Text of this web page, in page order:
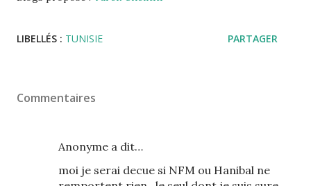
LIBELLÉS : TUNISIE PARTAGER
Commentaires
Anonyme a dit…
moi je serai decue si NFM ou Hanibal ne